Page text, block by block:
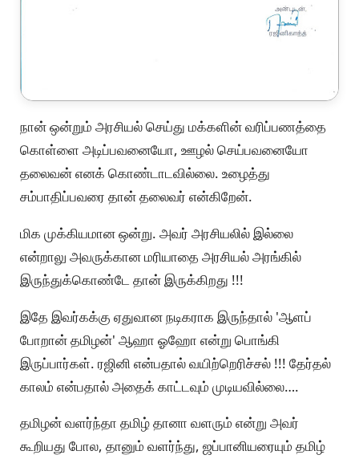
நான் ஒன்றும் அரசியல் செய்து மக்களின் வரிப்பணத்தை
கொள்ளை அடிப்பவனையோ, ஊழல் செய்பவனையோ
தலைவன் எனக் கொண்டாடவில்லை. உழைத்து
சம்பாதிப்பவரை தான் தலைவர் என்கிறேன்.
மிக முக்கியமான ஒன்று. அவர் அரசியலில் இல்லை
என்றாலு அவருக்கான மரியாதை அரசியல் அரங்கில்
இருந்துக்கொண்டே தான் இருக்கிறது !!!
இதே இவர்கக்கு ஏதுவான நடிகராக இருந்தால் 'ஆளப்
போறான் தமிழன்' ஆஹா ஓஹோ என்று பொங்கி
இருப்பார்கள். ரஜினி என்பதால் வயிற்றெரிச்சல் !!! தேர்தல்
காலம் என்பதால் அதைக் காட்டவும் முடியவில்லை….
தமிழன் வளர்ந்தா தமிழ் தானா வளரும் என்று அவர்
கூறியது போல, தானும் வளர்ந்து, ஜப்பானியரையும் தமிழ்